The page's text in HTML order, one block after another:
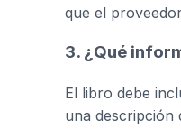
que el
3. ¿Qué
El libro debe
una descripción